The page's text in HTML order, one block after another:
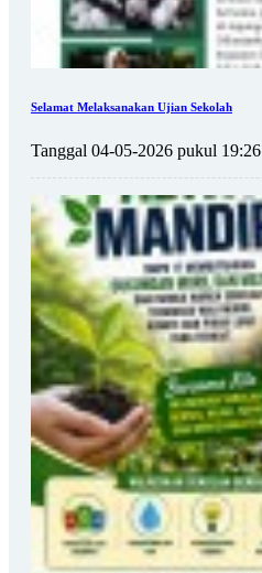
Selamat Melaksanakan Ujian Sekolah
Tanggal 04-05-2026 pukul 19:26